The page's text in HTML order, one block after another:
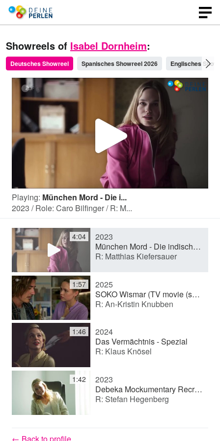
Showreels of Isabel Dornheim:
Deutsches Showreel Spanisches Showreel 2026 Englisches
P
l
a
y
V
i
d
e
Playing: München Mord - Die i...
2023 / Role: Caro Bilfinger / R: M...
4:04
2023
München Mord - Die indische Methode TV-Film (Reihe) | 2023 | ZDF [de] | Deutschland (TV movie)
R: Matthias Kiefersauer
1:57
2025
SOKO Wismar (TV movie (series))
R: An-Kristin Knubben
1:46
2024
Das Vermächtnis - Spezial
R: Klaus Knösel
1:42
2023
Debeka Mockumentary Recruiting (Pilot)
R: Stefan Hegenberg